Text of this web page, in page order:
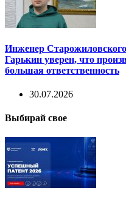
Инженер
Гарькин уверен, что
большая ответственность
30.07.2026
Выбирай свое